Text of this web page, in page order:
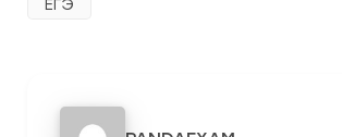
ЕГЭ